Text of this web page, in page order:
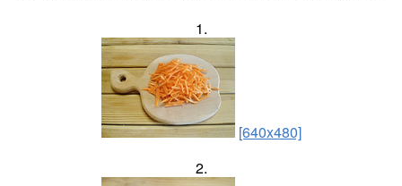
1.
[640x480]
2.